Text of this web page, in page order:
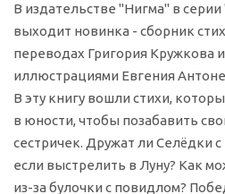
В издательстве "Нигма" в
выходит новинка - сборник
переводах Григория Кружкова
иллюстрациями Евгения
В эту книгу вошли стихи,
в юности, чтобы позабавить
сестричек. Дружат ли Селёдки с
если выстрелить в Луну? Как
из-за булочки с повидлом?